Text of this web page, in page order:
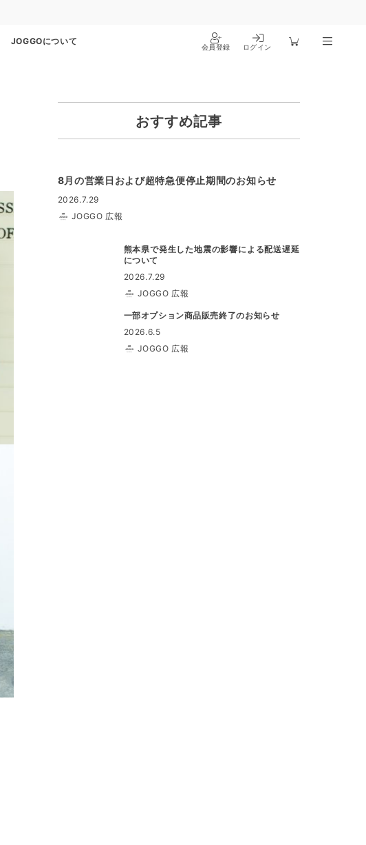
JOGGOについて
会員登録 ログイン
おすすめ記事
8月の営業日および超特急便停止期間のお知らせ
2026.7.29
JOGGO 広報
熊本県で発生した地震の影響による配送遅延
について
2026.7.29
JOGGO 広報
一部オプション商品販売終了のお知らせ
2026.6.5
JOGGO 広報